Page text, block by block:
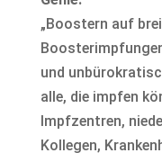
„Boostern auf
und
alle, die impfen
Impfzentren,
Kollegen,